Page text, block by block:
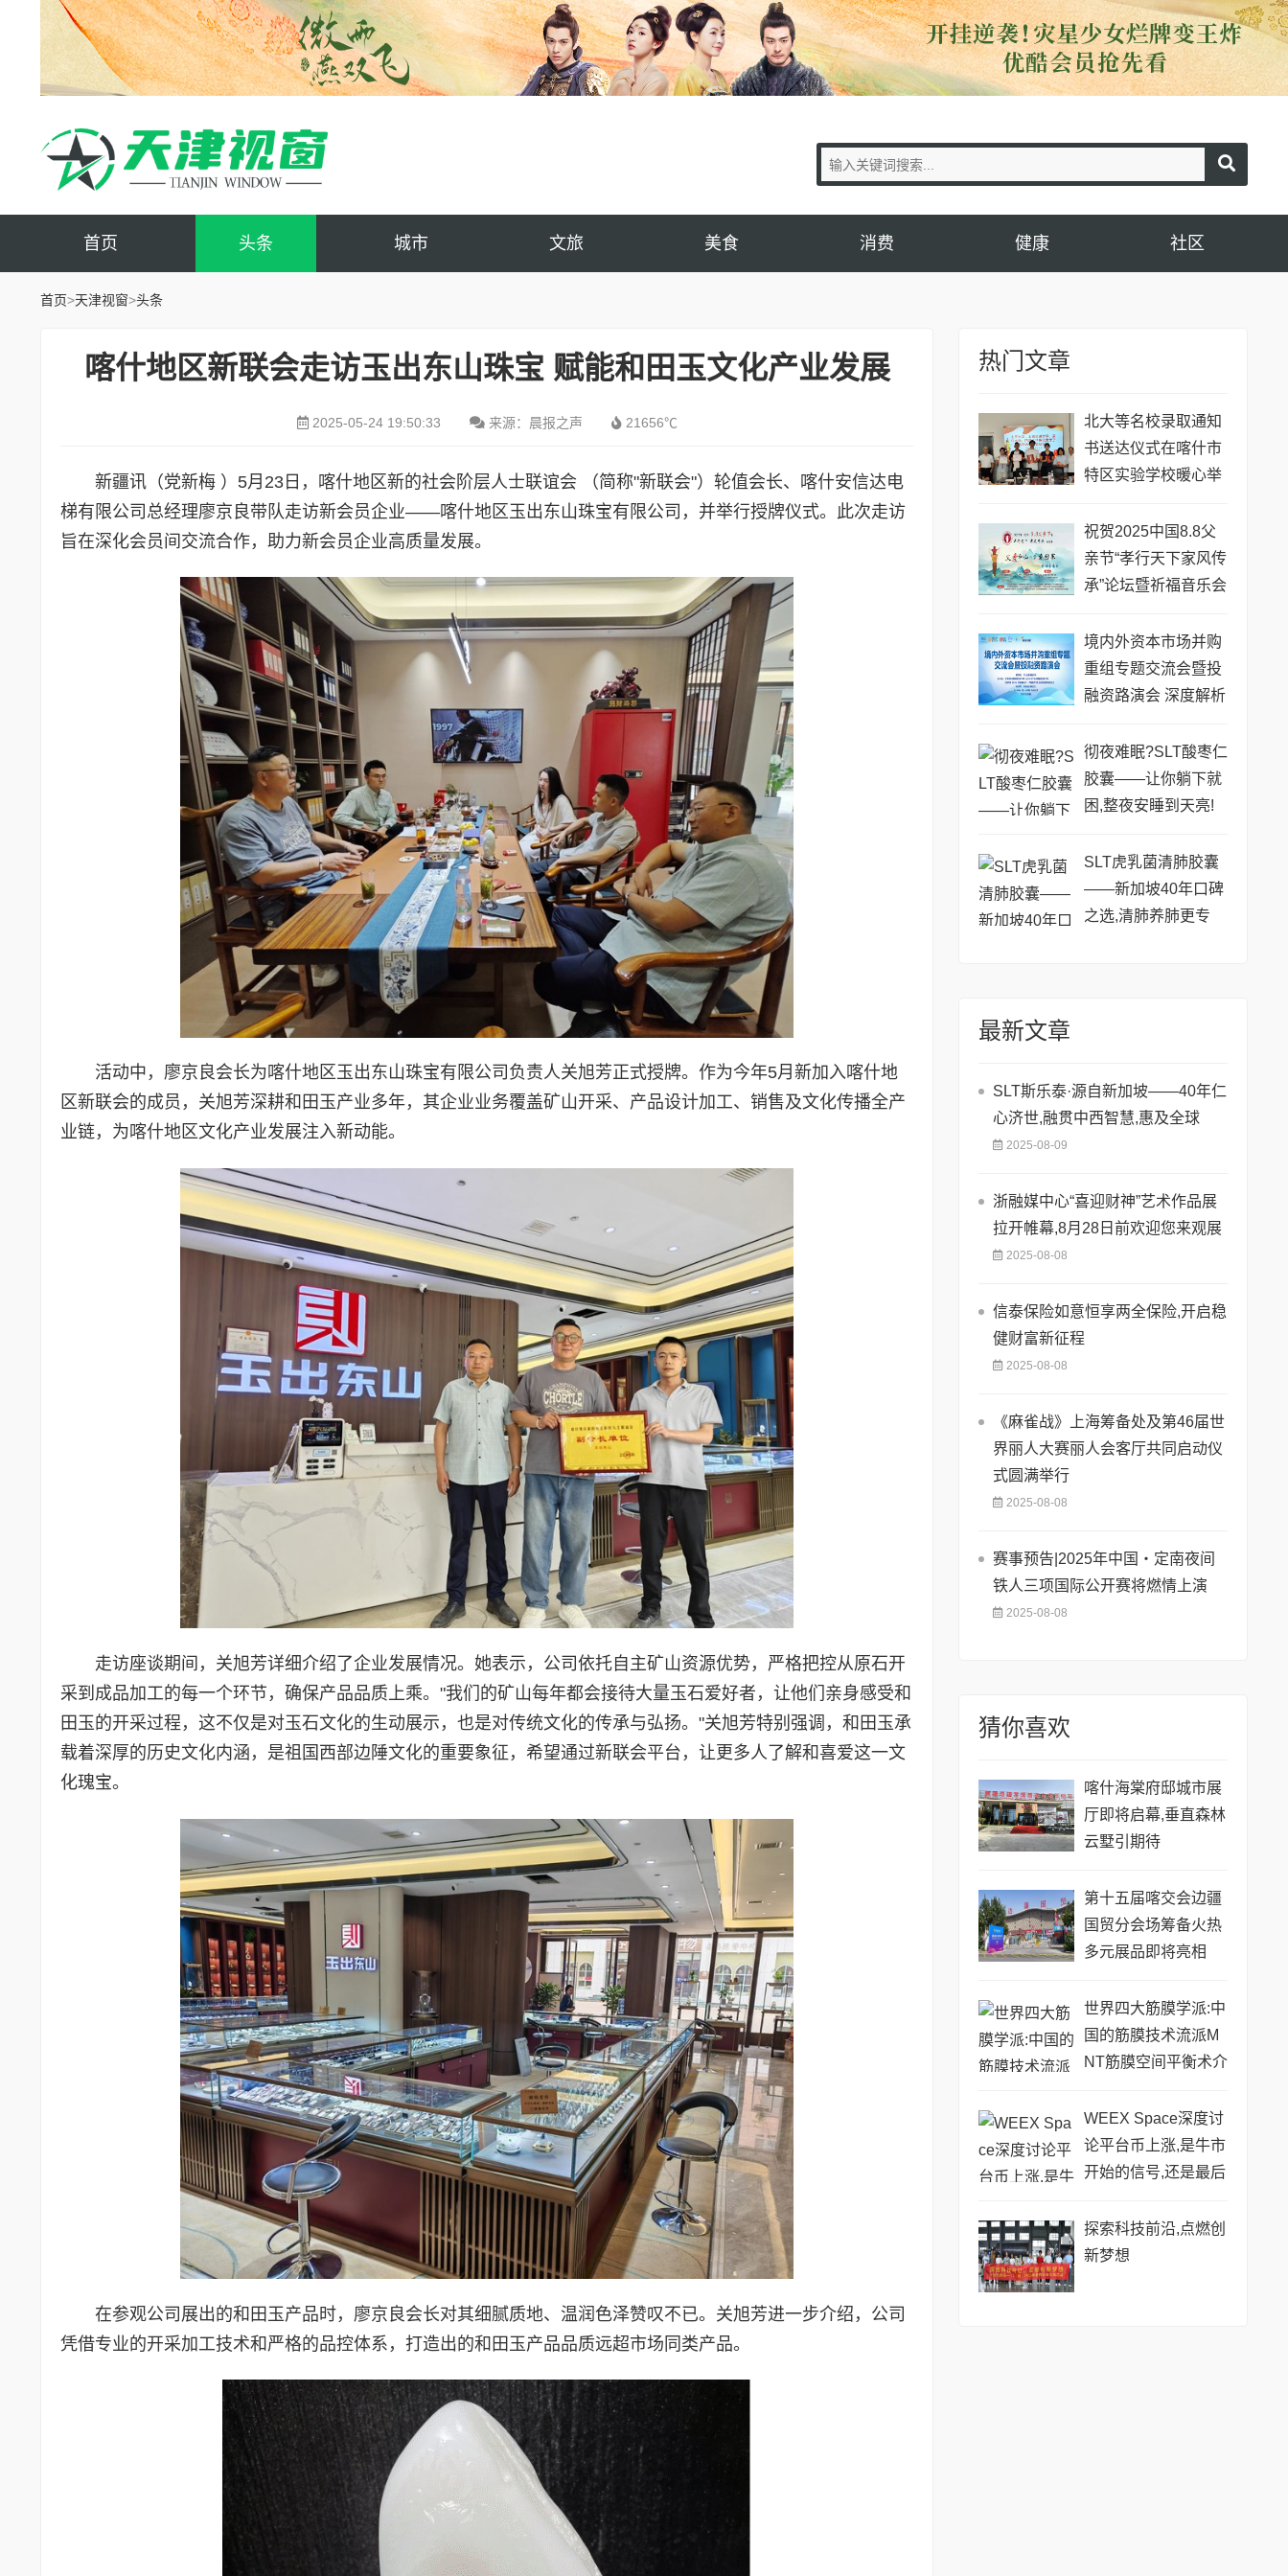
首页 头条 城市 文旅 美食 消费 健康 社区
首页>天津视窗>头条
喀什地区新联会走访玉出东山珠宝 赋能和田玉文化产业发展
2025-05-24 19:50:33 来源：晨报之声 21656℃
新疆讯（党新梅 ）5月23日，喀什地区新的社会阶层人士联谊会 （简称"新联会"）轮值会长、喀什安信达电
梯有限公司总经理廖京良带队走访新会员企业——喀什地区玉出东山珠宝有限公司，并举行授牌仪式。此次走访
旨在深化会员间交流合作，助力新会员企业高质量发展。
活动中，廖京良会长为喀什地区玉出东山珠宝有限公司负责人关旭芳正式授牌。作为今年5月新加入喀什地
区新联会的成员，关旭芳深耕和田玉产业多年，其企业业务覆盖矿山开采、产品设计加工、销售及文化传播全产
业链，为喀什地区文化产业发展注入新动能。
走访座谈期间，关旭芳详细介绍了企业发展情况。她表示，公司依托自主矿山资源优势，严格把控从原石开
采到成品加工的每一个环节，确保产品品质上乘。"我们的矿山每年都会接待大量玉石爱好者，让他们亲身感受和
田玉的开采过程，这不仅是对玉石文化的生动展示，也是对传统文化的传承与弘扬。"关旭芳特别强调，和田玉承
载着深厚的历史文化内涵，是祖国西部边陲文化的重要象征，希望通过新联会平台，让更多人了解和喜爱这一文
化瑰宝。
在参观公司展出的和田玉产品时，廖京良会长对其细腻质地、温润色泽赞叹不已。关旭芳进一步介绍，公司
凭借专业的开采加工技术和严格的品控体系，打造出的和田玉产品品质远超市场同类产品。
热门文章
北大等名校录取通知
书送达仪式在喀什市
特区实验学校暖心举
祝贺2025中国8.8父
亲节“孝行天下家风传
承”论坛暨祈福音乐会
境内外资本市场并购
重组专题交流会暨投
融资路演会 深度解析
级
彻夜难眠?SLT酸枣仁
胶囊——让你躺下就
困,整夜安睡到天亮!
SLT虎乳菌清肺胶囊
——新加坡40年口碑
之选,清肺养肺更专
最新文章
SLT斯乐泰·源自新加坡——40年仁
心济世,融贯中西智慧,惠及全球
2025-08-09
浙融媒中心“喜迎财神”艺术作品展
拉开帷幕,8月28日前欢迎您来观展
2025-08-08
信泰保险如意恒享两全保险,开启稳
健财富新征程
2025-08-08
《麻雀战》上海筹备处及第46届世
界丽人大赛丽人会客厅共同启动仪
式圆满举行
2025-08-08
赛事预告|2025年中国・定南夜间
铁人三项国际公开赛将燃情上演
2025-08-08
猜你喜欢
喀什海棠府邸城市展
厅即将启幕,垂直森林
云墅引期待
第十五届喀交会边疆
国贸分会场筹备火热
多元展品即将亮相
世界四大筋膜学派:中
国的筋膜技术流派M
NT筋膜空间平衡术介
WEEX Space深度讨
论平台币上涨,是牛市
开始的信号,还是最后
探索科技前沿,点燃创
新梦想